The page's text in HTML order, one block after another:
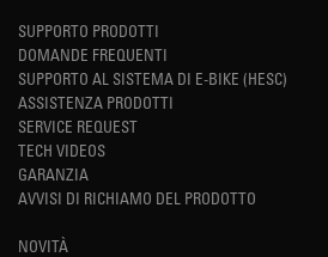
SUPPORTO PRODOTTI
DOMANDE FREQUENTI
SUPPORTO AL SISTEMA DI E-BIKE (HESC)
ASSISTENZA PRODOTTI
SERVICE REQUEST
TECH VIDEOS
GARANZIA
AVVISI DI RICHIAMO DEL PRODOTTO
NOVITÀ